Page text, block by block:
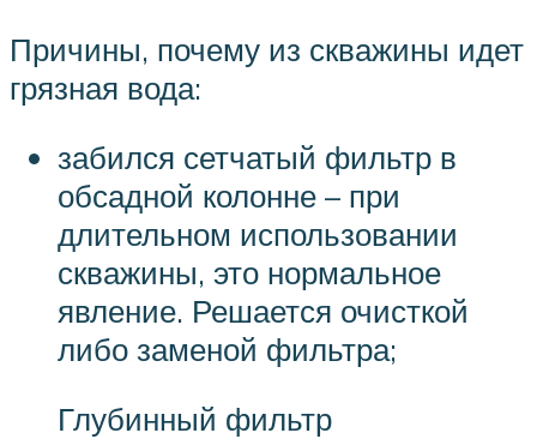
Причины, почему из скважины идет
грязная вода:
забился сетчатый фильтр в
обсадной колонне – при
длительном использовании
скважины, это нормальное
явление. Решается очисткой
либо заменой фильтра;
Глубинный фильтр